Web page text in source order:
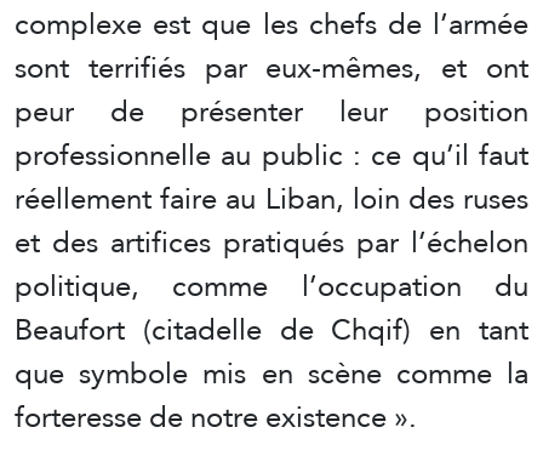
complexe est que les chefs de l’armée
sont terrifiés par eux-mêmes, et ont
peur de présenter leur position
professionnelle au public : ce qu’il faut
réellement faire au Liban, loin des ruses
et des artifices pratiqués par l’échelon
politique, comme l’occupation du
Beaufort (citadelle de Chqif) en tant
que symbole mis en scène comme la
forteresse de notre existence ».